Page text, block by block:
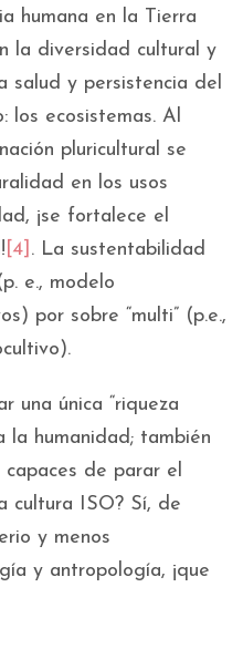
humana en la Tierra
la diversidad cultural y
salud y persistencia del
los ecosistemas. Al
pluricultural se
en los usos
¡se fortalece el
[4] . La sustentabilidad
e., modelo
por sobre “multi” (p.e.,
una única “riqueza
la humanidad; también
capaces de parar el
cultura ISO? Sí, de
y menos
y antropología, ¡que